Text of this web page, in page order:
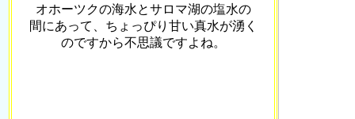
オホーツクの海水とサロマ湖の塩水の
間にあって、ちょっぴり甘い真水が湧く
のですから不思議ですよね。